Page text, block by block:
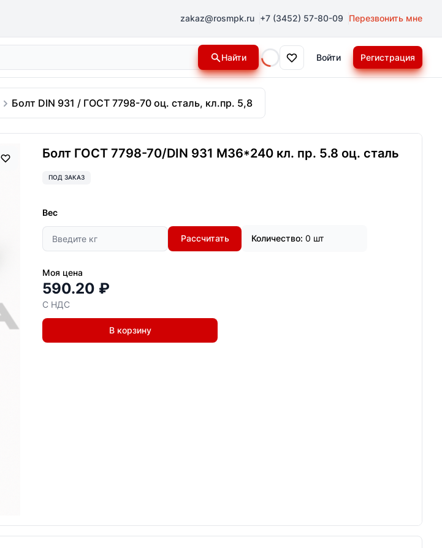
zakaz@rosmpk.ru +7 (3452) 57-80-09 Перезвонить мне
Найти
Loading...
Войти Регистрация
Болт DIN 931 / ГОСТ 7798-70 оц. сталь, кл.пр. 5,8
Болт ГОСТ 7798-70/DIN 931 М36*240 кл. пр. 5.8 оц. сталь
ПОД ЗАКАЗ
Вес
Рассчитать Количество: 0 шт
Моя цена
590.20 ₽
С НДС
В корзину